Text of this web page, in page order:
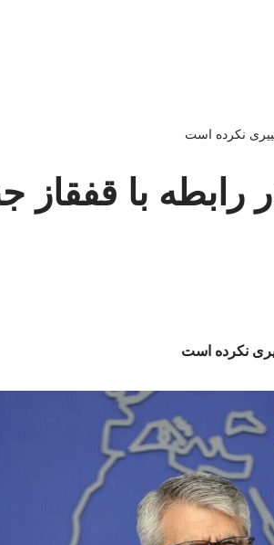
نکرده است
رابطه با قفقاز
نکرده است